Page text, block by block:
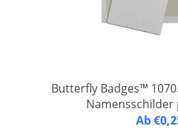
Butterfly Badges™
Namensschilder
Butterfly Badges™ 1070.33 -
Ab